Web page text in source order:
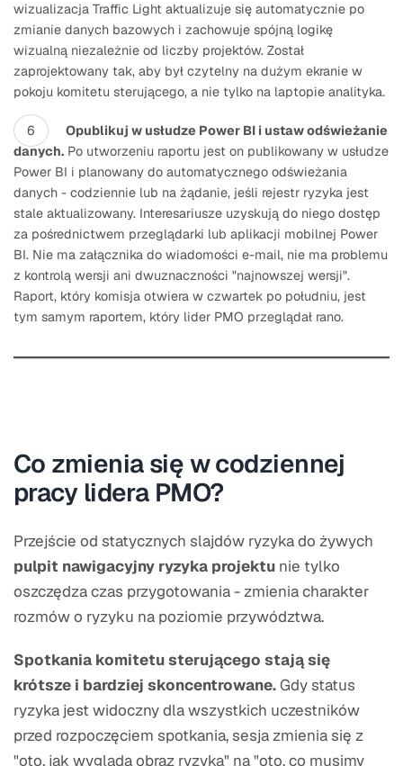
wizualizacja Traffic Light aktualizuje się automatycznie po
zmianie danych bazowych i zachowuje spójną logikę
wizualną niezależnie od liczby projektów. Został
zaprojektowany tak, aby był czytelny na dużym ekranie w
pokoju komitetu sterującego, a nie tylko na laptopie analityka.
Opublikuj w usłudze Power BI i ustaw odświeżanie
danych. Po utworzeniu raportu jest on publikowany w usłudze
Power BI i planowany do automatycznego odświeżania
danych - codziennie lub na żądanie, jeśli rejestr ryzyka jest
stale aktualizowany. Interesariusze uzyskują do niego dostęp
za pośrednictwem przeglądarki lub aplikacji mobilnej Power
BI. Nie ma załącznika do wiadomości e-mail, nie ma problemu
z kontrolą wersji ani dwuznaczności "najnowszej wersji".
Raport, który komisja otwiera w czwartek po południu, jest
tym samym raportem, który lider PMO przeglądał rano.
Co zmienia się w codziennej
pracy lidera PMO?
Przejście od statycznych slajdów ryzyka do żywych
pulpit nawigacyjny ryzyka projektu nie tylko
oszczędza czas przygotowania - zmienia charakter
rozmów o ryzyku na poziomie przywództwa.
Spotkania komitetu sterującego stają się
krótsze i bardziej skoncentrowane.Gdy status
ryzyka jest widoczny dla wszystkich uczestników
przed rozpoczęciem spotkania, sesja zmienia się z
"oto, jak wygląda obraz ryzyka" na "oto, co musimy